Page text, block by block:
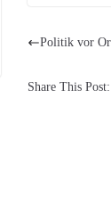
Politik vor
Share This Post: